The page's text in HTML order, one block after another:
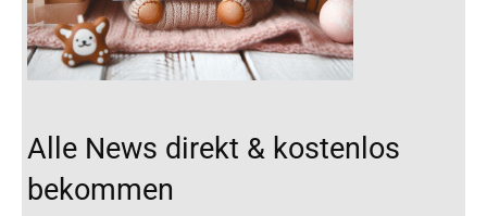
Alle News direkt & kostenlos
bekommen